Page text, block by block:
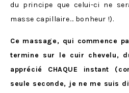
du principe que celui-ci ne
masse capillaire… bonheur !).
Ce massage, qui commence
termine sur le cuir chevelu,
apprécié
CHAQUE instant
seule seconde, je ne me suis